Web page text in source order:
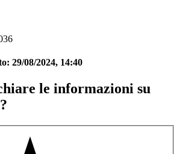
29/08/2024, 14:40
le informazioni su